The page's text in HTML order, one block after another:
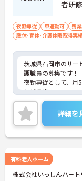
者研
夜勤専従 車通勤可 残
産休･育休･介護休暇取得実
茨城県石岡市のサー
護職員の募集です！
夜勤専従として、月
ただきます。
資格取得支援有り◎
る方も多数おり、キ
ご興味のある方には
詳細をお話いたしま
い。
詳細を
有料老人ホーム
株式会社いっしんハー